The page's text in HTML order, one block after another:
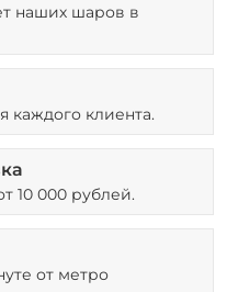
наших шаров в
каждого клиента.
10 000 рублей.
от метро